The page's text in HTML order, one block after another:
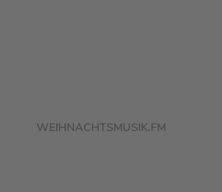
WEIHNACHTSMUSIK.FM